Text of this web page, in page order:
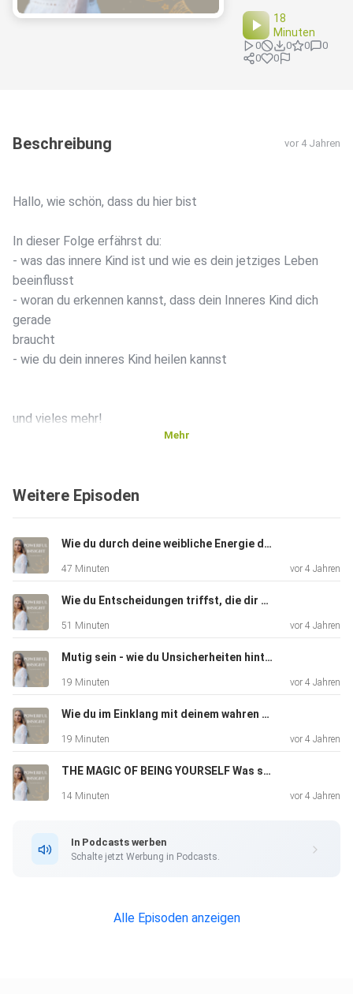
18
Minuten
0 0 0
0
0
0
Beschreibung vor 4 Jahren
Hallo, wie schön, dass du hier bist ️
In dieser Folge erfährst du:
- was das innere Kind ist und wie es dein jetziges Leben
beeinflusst
- woran du erkennen kannst, dass dein Inneres Kind dich
gerade
braucht
- wie du dein inneres Kind heilen kannst
und vieles mehr!
https://www.youtube.com/watch?v=91thrYQAyus
ch hoffe sehr, dass dir dir die Folge gefallen hat und du das
nächste Mal auch wieder dabei bist ️
Sollte sie dir gefallen, teile sie gerne in deiner Instagram
Themenwünsche, da es mir am aller meisten Freude macht,
über
https://instagram.com/svenja.rebeccaa
Oder eine E-Mail an:
Mehr
Weitere Episoden
Wie du durch deine weibliche Energie das Leben deiner Träume manifestierst - Interview mit Tanja
47 Minuten vor 4 Jahren
Wie du Entscheidungen triffst, die dir ein geiles Leben kreieren & im Einklang mit deiner Wahrheit sind - Interview mit Social Media Expertin Sophie Hobelsberger
51 Minuten vor 4 Jahren
Mutig sein - wie du Unsicherheiten hinter dir lässt und dein wahres Potential leben kannst
19 Minuten vor 4 Jahren
Wie du im Einklang mit deinem wahren Selbst lebst und deine Ziele WIRKLICH erreichst
19 Minuten vor 4 Jahren
THE MAGIC OF BEING YOURSELF Was sich verändert, wenn du dir erlaubst, du selbst zu sein
14 Minuten vor 4 Jahren
In Podcasts werben
Schalte jetzt Werbung in Podcasts.
Alle Episoden anzeigen